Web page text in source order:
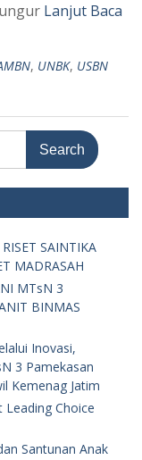
Lanjut Baca
, UNBK, USBN
SAINTIKA
MADRASAH
MTsN 3
BINMAS
Inovasi,
3 Pamekasan
Kemenag Jatim
Leading Choice
Santunan Anak